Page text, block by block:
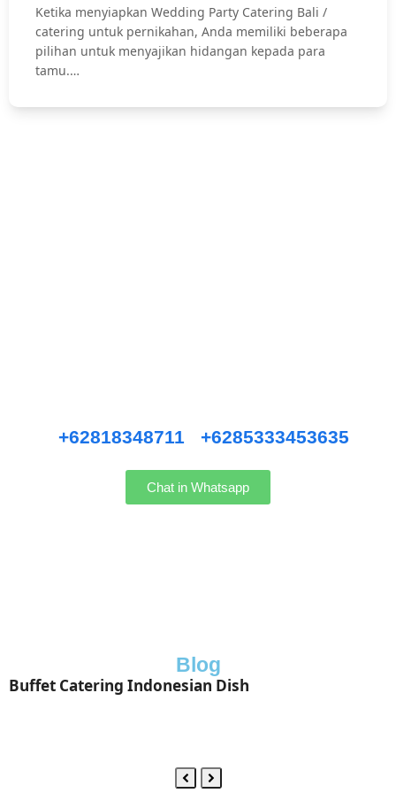
Ketika menyiapkan Wedding Party Catering Bali /
catering untuk pernikahan, Anda memiliki beberapa
pilihan untuk menyajikan hidangan kepada para
tamu.…
+62818348711 +6285333453635
Chat in Whatsapp
Blog
Buffet Catering Indonesian Dish